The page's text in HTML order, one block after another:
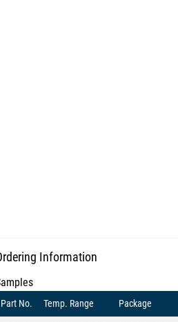
Information
Part No. Temp. Range Package